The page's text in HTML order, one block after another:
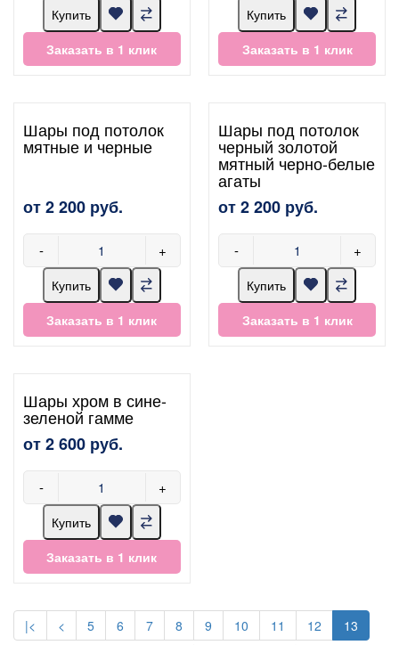
Купить
Заказать в 1 клик
Купить
Заказать в 1 клик
Шары под потолок
мятные и черные
от 2 200 руб.
- +
Купить
Заказать в 1 клик
Шары под потолок
черный золотой
мятный черно-белые
агаты
от 2 200 руб.
- +
Купить
Заказать в 1 клик
Шары хром в сине-
зеленой гамме
от 2 600 руб.
- +
Купить
Заказать в 1 клик
|< < 5 6 7 8 9 10 11 12
13